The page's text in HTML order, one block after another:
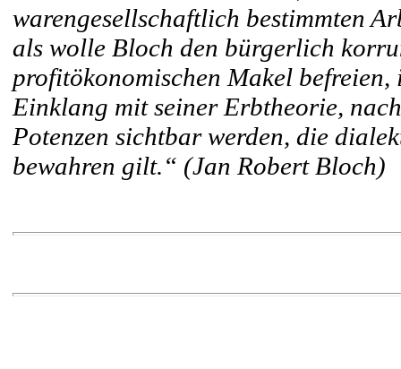
warengesellschaftlich bestimmten
als wolle Bloch den bürgerlich
profitökonomischen Makel
Einklang mit seiner Erbtheorie,
Potenzen sichtbar werden, die
bewahren gilt.“ (Jan Robert Bloch)